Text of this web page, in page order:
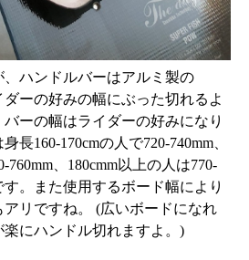
ハンドルバーはアルミ製の
ダーの好みの幅にぶった切れるよ
バーの幅はライダーの好みになり
長160-170cmの人で720-740mm、
760mm、180cmm以上の人は770-
す。また使用するボード幅により
リですね。 (広いボードになれ
にハンドル切れますよ。)